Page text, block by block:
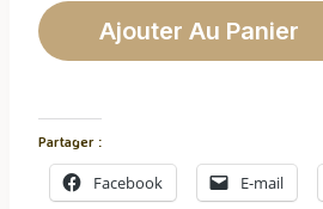
quantité
de
De
Fondants
Grenade
Ajouter Au Panier
Partager :
Facebook E-mail